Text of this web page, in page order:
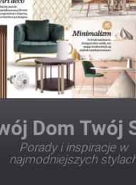
Styl
w
stylach